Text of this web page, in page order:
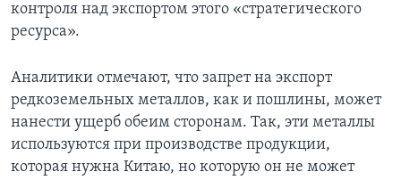
контроля над экспортом этого «стратегического
ресурса».
Аналитики отмечают, что запрет на экспорт
редкоземельных металлов, как и пошлины, может
нанести ущерб обеим сторонам. Так, эти металлы
используются при производстве продукции,
которая нужна Китаю, но которую он не может